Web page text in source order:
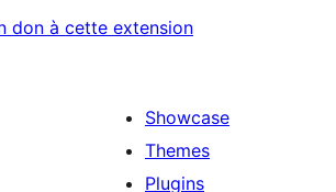
don à cette extension
Showcase
Themes
Plugins